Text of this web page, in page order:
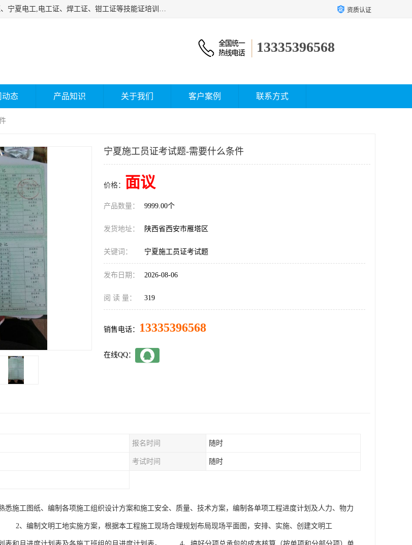
杰森教育专业提供电工证报名、安全员报名考试、特种作业操作证、操作证、宁夏电工,电工证、焊工证、钳工证等技能证培训课程。 资质认证
13335396568
动态 产品知识 关于我们 客户案例 联系方式
宁夏施工员证考试题-需要什么条件
价格： 面议
产品数量： 9999.00个
发货地址： 陕西省西安市雁塔区
关键词： 宁夏施工员证考试题
发布日期： 2026-08-06
阅 读 量： 319
销售电话： 13335396568
在线QQ：
报名时间 随时
考试时间 随时
工图纸、编制各项施工组织设计方案和施工安全、质量、技术方案，编制各单项工程进度计划及人力、物力
、编制文明工地实施方案，根据本工程施工现场合理规划布局现场平面图，安排、实施、创建文明工